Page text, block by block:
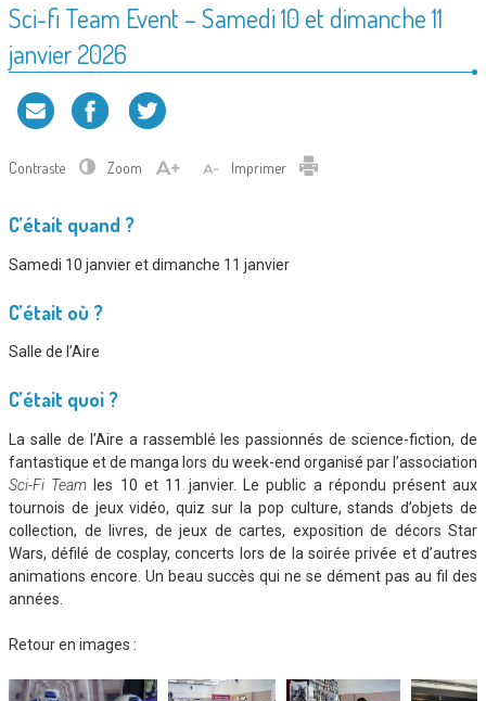
Sci-fi Team Event – Samedi 10 et dimanche 11
janvier 2026
Contraste Zoom Imprimer
C’était quand ?
Samedi 10 janvier et dimanche 11 janvier
C’était où ?
Salle de l’Aire
C’était quoi ?
La salle de l’Aire a rassemblé les passionnés de science-fiction, de
fantastique et de manga lors du week-end organisé par l’association
Sci-Fi Team les 10 et 11 janvier. Le public a répondu présent aux
tournois de jeux vidéo, quiz sur la pop culture, stands d’objets de
collection, de livres, de jeux de cartes, exposition de décors Star
Wars, défilé de cosplay, concerts lors de la soirée privée et d’autres
animations encore. Un beau succès qui ne se dément pas au fil des
années.
Retour en images :